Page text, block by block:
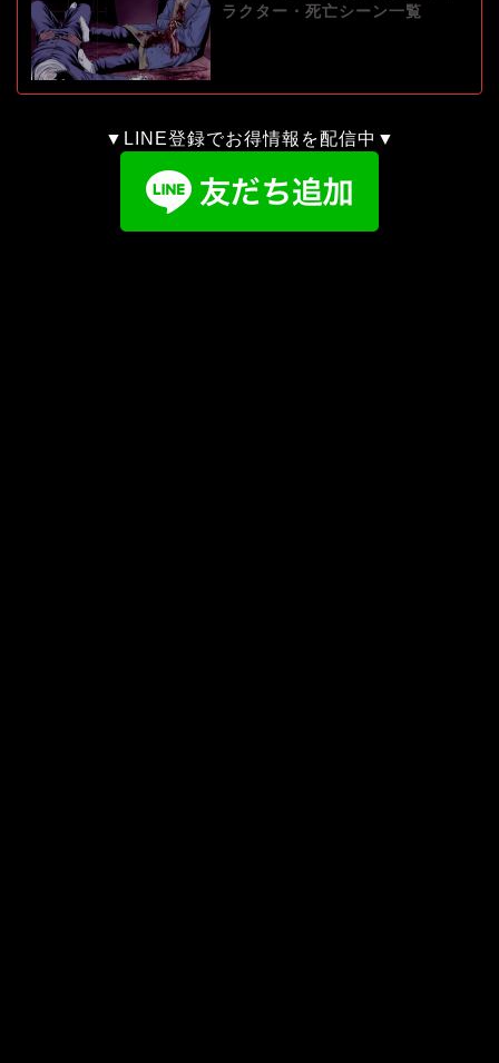
ラクター・死亡シーン一覧
▼LINE登録でお得情報を配信中▼